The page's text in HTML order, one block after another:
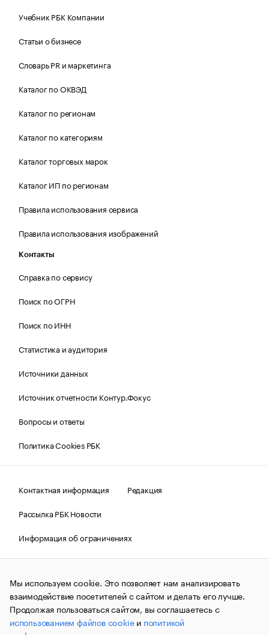
Учебник РБК Компании
Статьи о бизнесе
Словарь PR и маркетинга
Каталог по ОКВЭД
Каталог по регионам
Каталог по категориям
Каталог торговых марок
Каталог ИП по регионам
Правила использования сервиса
Правила использования изображений
Контакты
Справка по сервису
Поиск по ОГРН
Поиск по ИНН
Статистика и аудитория
Источники данных
Источник отчетности Контур.Фокус
Вопросы и ответы
Политика Cookies РБК
Контактная информация
Редакция
Рассылка РБК Новости
Информация об ограничениях
Правовая информация
О соблюдении авторских прав
© АО «РОСБИЗНЕСКОНСАЛТИНГ»,1995–2026.Сообщения
и материалы информационного агентства «РБК»
(зарегистрировано Федеральной службой по надзору в сфере
связи, информационных технологий и массовых
коммуникаций (Роскомнадзор) 09.12.2015 за номером ИА
№ФС77-63848) сопровождаются пометкой «РБК». Отдельные
Мы используем cookie. Это позволяет нам анализировать
взаимодействие посетителей с сайтом и делать его лучше.
Продолжая пользоваться сайтом, вы соглашаетесь с
использованием файлов cookieи политикой